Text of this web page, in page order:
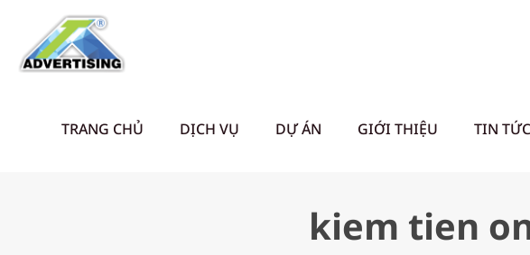
TRANG CHỦ DỊCH VỤ DỰ ÁN GIỚI THIỆU TIN TỨC
kiem tien